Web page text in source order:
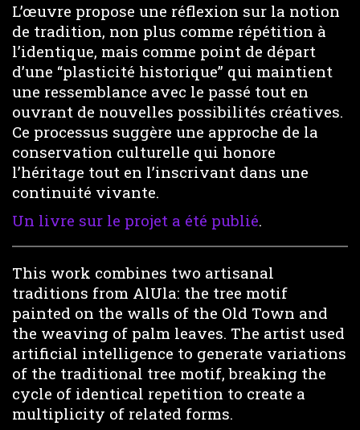
L’œuvre propose une réflexion sur la notion
de tradition, non plus comme répétition à
l’identique, mais comme point de départ
d’une “plasticité historique” qui maintient
une ressemblance avec le passé tout en
ouvrant de nouvelles possibilités créatives.
Ce processus suggère une approche de la
conservation culturelle qui honore
l’héritage tout en l’inscrivant dans une
continuité vivante.
Un livre sur le projet a été publié.
This work combines two artisanal
traditions from AlUla: the tree motif
painted on the walls of the Old Town and
the weaving of palm leaves. The artist used
artificial intelligence to generate variations
of the traditional tree motif, breaking the
cycle of identical repetition to create a
multiplicity of related forms.